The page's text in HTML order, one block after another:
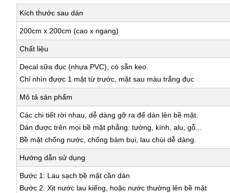
Kích thước sau dán
200cm x 200cm (cao x ngang)
Chất liệu
Decal sữa đục (nhựa PVC), có sẵn keo.
Chỉ nhìn được 1 mặt từ trước, mặt sau màu trắng đục
Mô tả sản phẩm
Các chi tiết rời nhau, dễ dàng gỡ ra để dán lên bề mặt.
Dán được trên mọi bề mặt phẳng: tường, kính, alu, gỗ...
Bề mặt chống nước, chống bám bụi, lau chùi dễ dàng.
Hướng dẫn sử dụng
Bước 1: Lau sạch bề mặt cần dán
Bước 2: Xịt nước lau kiếng, hoặc nước thường lên bề mặt